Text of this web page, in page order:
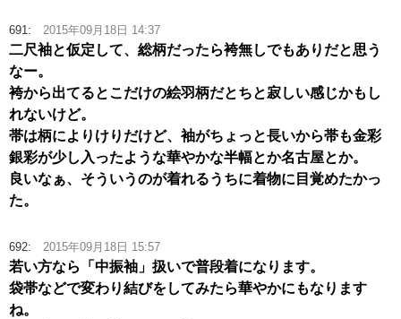
691: 2015年09月18日 14:37
二尺袖と仮定して、総柄だったら袴無しでもありだと思う
なー。
袴から出てるとこだけの絵羽柄だとちと寂しい感じかもし
れないけど。
帯は柄によりけりだけど、袖がちょっと長いから帯も金彩
銀彩が少し入ったような華やかな半幅とか名古屋とか。
良いなぁ、そういうのが着れるうちに着物に目覚めたかっ
た。
692: 2015年09月18日 15:57
若い方なら「中振袖」扱いで普段着になります。
袋帯などで変わり結びをしてみたら華やかにもなります
ね。